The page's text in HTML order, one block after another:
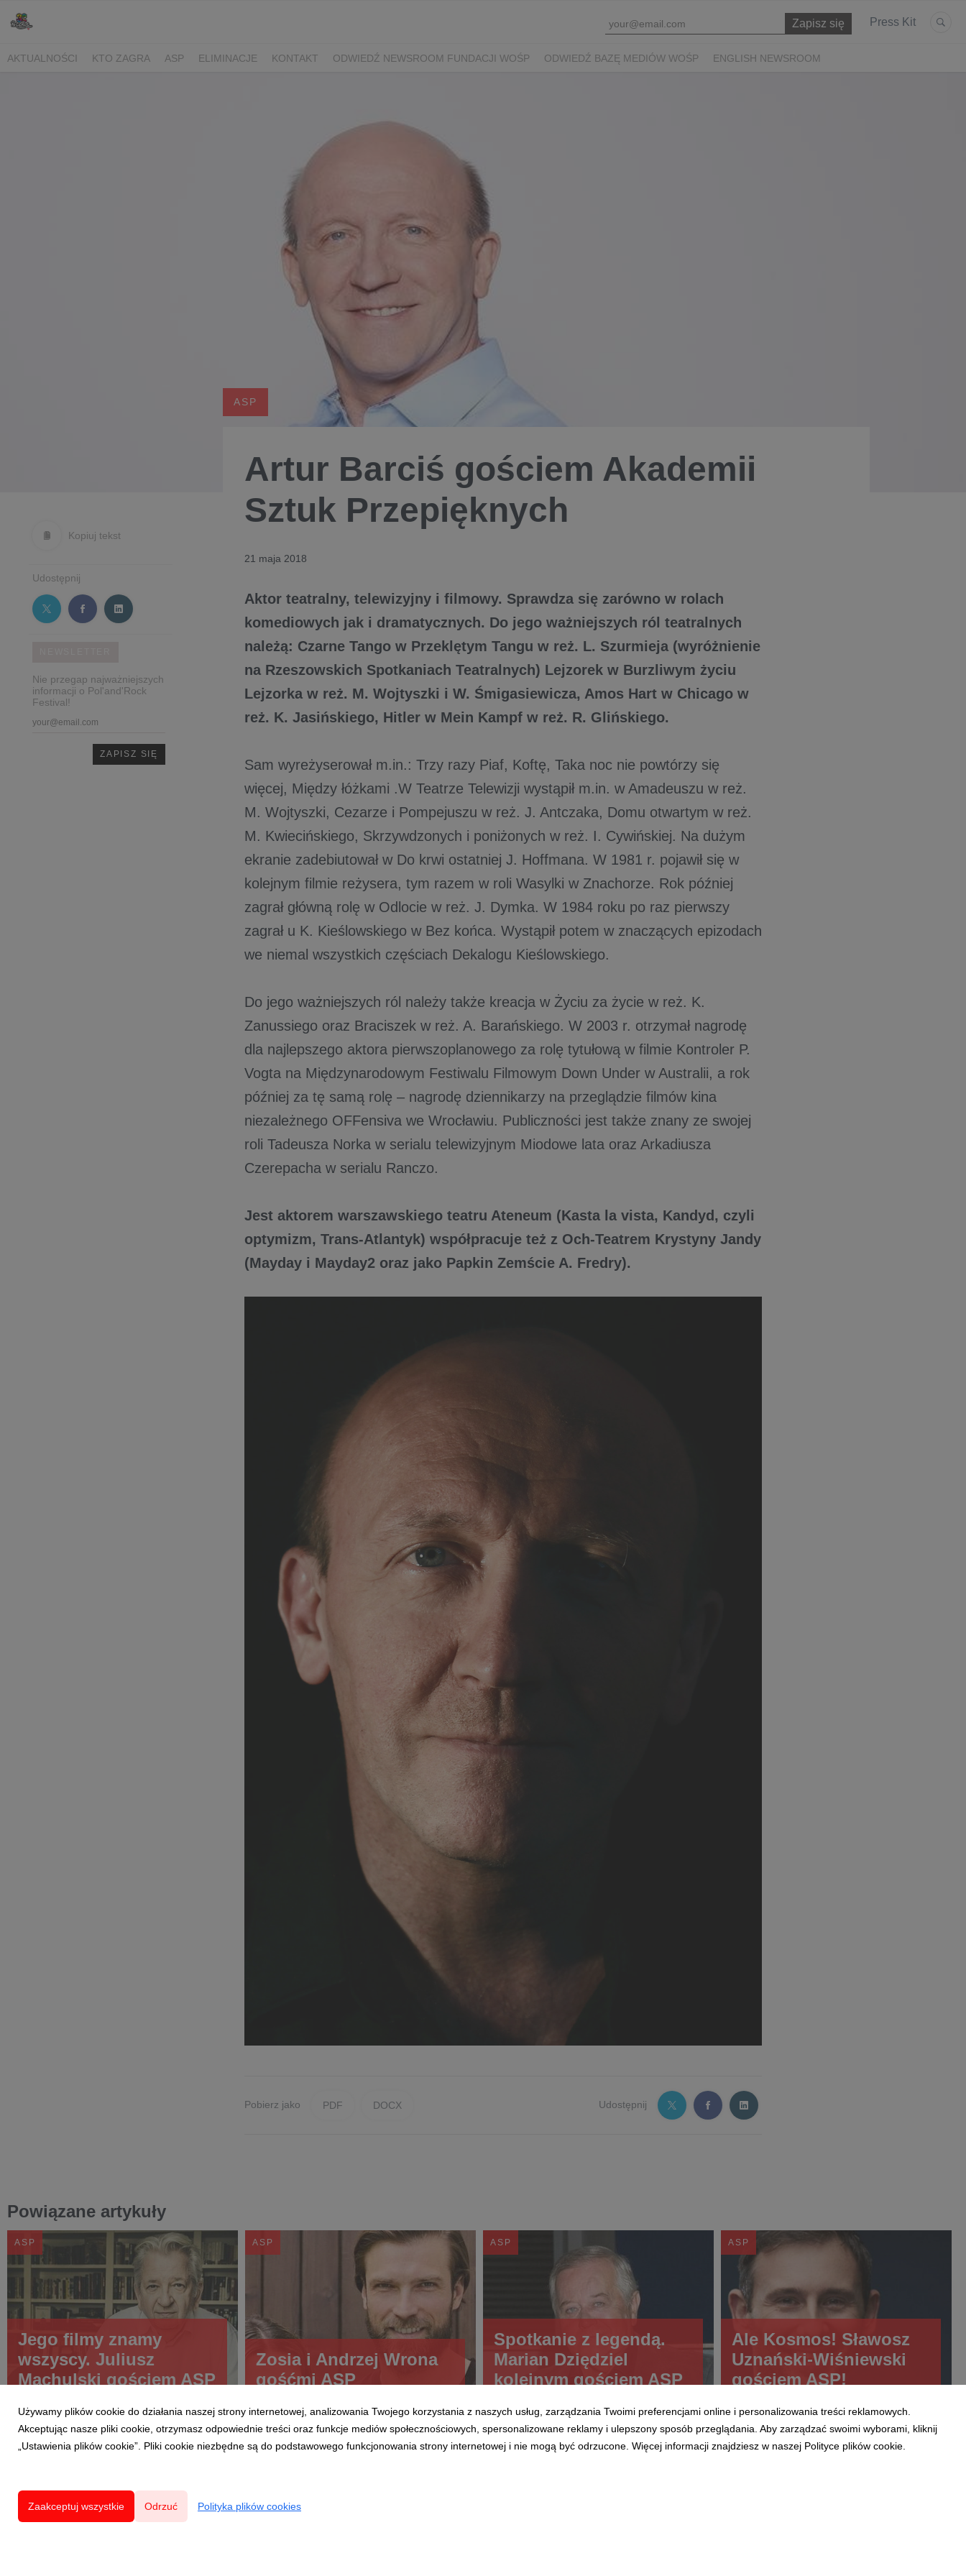
Press Kit
AKTUALNOŚCI KTO ZAGRA ASP ELIMINACJE KONTAKT ODWIEDŹ NEWSROOM FUNDACJI WOŚP ODWIEDŹ BAZĘ MEDIÓW WOŚP ENGLISH NEWSROOM
Kopiuj tekst
Udostępnij
Nie przegap najważniejszych
informacji o Pol'and'Rock
Festival!
ASP
Artur Barciś gościem Akademii
Sztuk Przepięknych
21 maja 2018
Aktor teatralny, telewizyjny i filmowy. Sprawdza się zarówno w rolach
komediowych jak i dramatycznych. Do jego ważniejszych ról teatralnych
należą: Czarne Tango w Przeklętym Tangu w reż. L. Szurmieja (wyróżnienie
na Rzeszowskich Spotkaniach Teatralnych) Lejzorek w Burzliwym życiu
Lejzorka w reż. M. Wojtyszki i W. Śmigasiewicza, Amos Hart w Chicago w
reż. K. Jasińskiego, Hitler w Mein Kampf w reż. R. Glińskiego.
Sam wyreżyserował m.in.: Trzy razy Piaf, Koftę, Taka noc nie powtórzy się
więcej, Między łóżkami .W Teatrze Telewizji wystąpił m.in. w Amadeuszu w reż.
M. Wojtyszki, Cezarze i Pompejuszu w reż. J. Antczaka, Domu otwartym w reż.
M. Kwiecińskiego, Skrzywdzonych i poniżonych w reż. I. Cywińskiej. Na dużym
ekranie zadebiutował w Do krwi ostatniej J. Hoffmana. W 1981 r. pojawił się w
kolejnym filmie reżysera, tym razem w roli Wasylki w Znachorze. Rok później
zagrał główną rolę w Odlocie w reż. J. Dymka. W 1984 roku po raz pierwszy
zagrał u K. Kieślowskiego w Bez końca. Wystąpił potem w znaczących epizodach
we niemal wszystkich częściach Dekalogu Kieślowskiego.
Do jego ważniejszych ról należy także kreacja w Życiu za życie w reż. K.
Zanussiego oraz Braciszek w reż. A. Barańskiego. W 2003 r. otrzymał nagrodę
dla najlepszego aktora pierwszoplanowego za rolę tytułową w filmie Kontroler P.
Vogta na Międzynarodowym Festiwalu Filmowym Down Under w Australii, a rok
później za tę samą rolę – nagrodę dziennikarzy na przeglądzie filmów kina
niezależnego OFFensiva we Wrocławiu. Publiczności jest także znany ze swojej
roli Tadeusza Norka w serialu telewizyjnym Miodowe lata oraz Arkadiusza
Czerepacha w serialu Ranczo.
Jest aktorem warszawskiego teatru Ateneum (Kasta la vista, Kandyd, czyli
optymizm, Trans-Atlantyk) współpracuje też z Och-Teatrem Krystyny Jandy
(Mayday i Mayday2 oraz jako Papkin Zemście A. Fredry).
Pobierz jako PDF DOCX Udostępnij
Powiązane artykuły
ASP
Jego filmy znamy
wszyscy. Juliusz
Machulski gościem ASP
ASP
Zosia i Andrzej Wrona
gośćmi ASP
ASP
Spotkanie z legendą.
Marian Dziędziel
kolejnym gościem ASP
ASP
Ale Kosmos! Sławosz
Uznański-Wiśniewski
gościem ASP!
Używamy plików cookie do działania naszej strony internetowej, analizowania Twojego korzystania z naszych usług, zarządzania Twoimi preferencjami online i personalizowania treści reklamowych.
Akceptując nasze pliki cookie, otrzymasz odpowiednie treści oraz funkcje mediów społecznościowych, spersonalizowane reklamy i ulepszony sposób przeglądania. Aby zarządzać swoimi wyborami, kliknij
„Ustawienia plików cookie”. Pliki cookie niezbędne są do podstawowego funkcjonowania strony internetowej i nie mogą być odrzucone. Więcej informacji znajdziesz w naszej Polityce plików cookie.
Zaakceptuj wszystkie Odrzuć Polityka plików cookies